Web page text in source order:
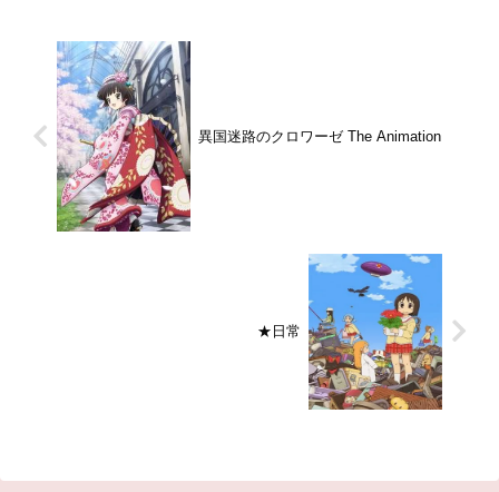
gdgd（ぐだぐだ）でシュールな
騒動の数々を描く...
異国迷路のクロワーゼ The Animation
★日常